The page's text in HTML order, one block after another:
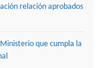
relación aprobados
que cumpla la